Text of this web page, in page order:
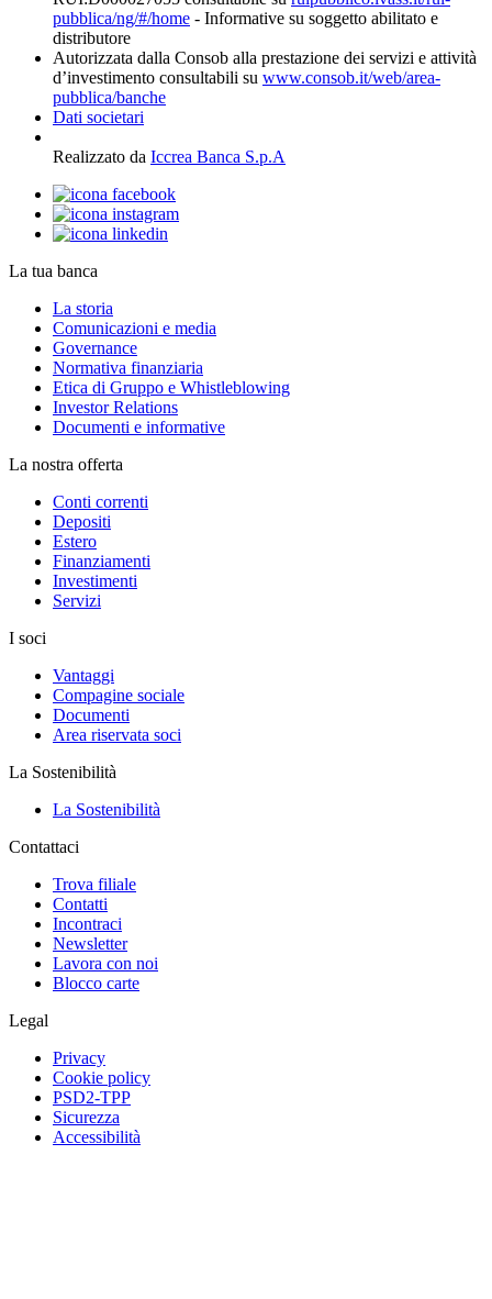
pubblica/ng/#/home - Informative su soggetto abilitato e
distributore
Autorizzata dalla Consob alla prestazione dei servizi e attività
d’investimento consultabili su www.consob.it/web/area-
pubblica/banche
Dati societari
Realizzato da Iccrea Banca S.p.A
La tua banca
La storia
Comunicazioni e media
Governance
Normativa finanziaria
Etica di Gruppo e Whistleblowing
Investor Relations
Documenti e informative
La nostra offerta
Conti correnti
Depositi
Estero
Finanziamenti
Investimenti
Servizi
I soci
Vantaggi
Compagine sociale
Documenti
Area riservata soci
La Sostenibilità
La Sostenibilità
Contattaci
Trova filiale
Contatti
Incontraci
Newsletter
Lavora con noi
Blocco carte
Legal
Privacy
Cookie policy
PSD2-TPP
Sicurezza
Accessibilità